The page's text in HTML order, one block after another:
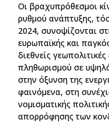
Οι βραχυπρόθεσμοι
ρυθμού ανάπτυξης,
2024, συνοψίζονται
ευρωπαϊκής και
διεθνείς
πληθωρισμού σε
στην όξυνση της
φαινόμενα, στη
νομισματικής
απορρόφησης των